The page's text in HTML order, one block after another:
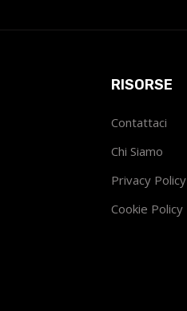
RISORSE
Contattaci
Chi Siamo
Privacy Policy
Cookie Policy